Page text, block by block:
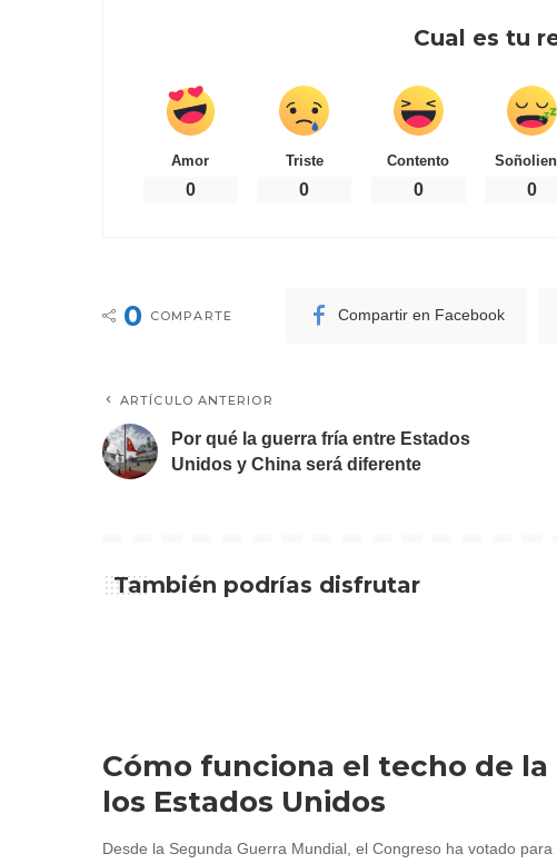
Cual es tu
Amor
0
Triste
0
Contento
0 0
0 COMPARTE Compartir en Facebook
ARTÍCULO ANTERIOR
Por qué la guerra fría entre Estados
Unidos y China será diferente
También podrías disfrutar
Cómo funciona el techo de la
los Estados Unidos
Desde la Segunda Guerra Mundial, el Congreso ha votado